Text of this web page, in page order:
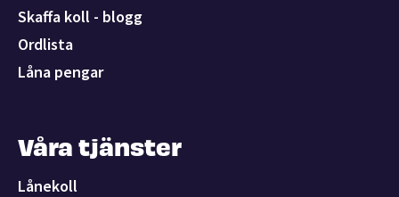
Skaffa koll - blogg
Ordlista
Låna pengar
Våra tjänster
Lånekoll